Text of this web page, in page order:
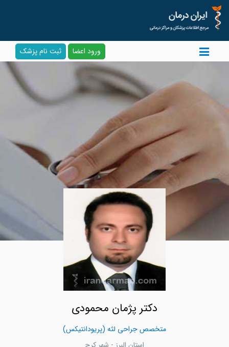
ورود اعضا ثبت نام پزشک
دکتر پژمان محمودی
متخصص جراحی لثه (پریودانتیکس)